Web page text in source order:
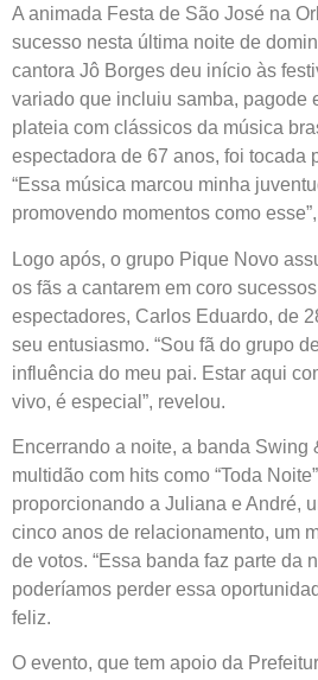
A animada Festa de São José na
sucesso nesta última noite de
cantora Jô Borges deu início às
variado que incluiu samba, pagode
plateia com clássicos da música
espectadora de 67 anos, foi tocada
“Essa música marcou minha
promovendo momentos como
Logo após, o grupo Pique Novo
os fãs a cantarem em coro
espectadores, Carlos Eduardo, de
seu entusiasmo. “Sou fã do grupo
influência do meu pai. Estar aqui
vivo, é especial”, revelou.
Encerrando a noite, a banda Swing
multidão com hits como “Toda
proporcionando a Juliana e André,
cinco anos de relacionamento, um
de votos. “Essa banda faz parte da
poderíamos perder essa
feliz.
O evento, que tem apoio da